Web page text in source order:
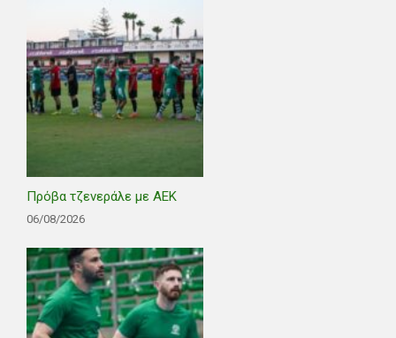
Πρόβα τζενεράλε με ΑΕΚ
06/08/2026